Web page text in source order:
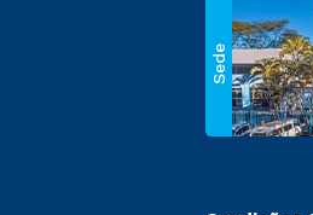
Sede